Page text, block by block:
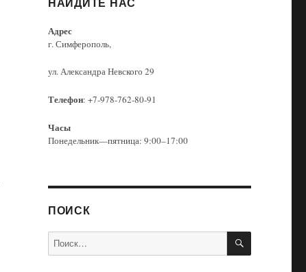
Адрес
г. Симферополь,
ул. Александра Невского 29
Телефон: +7-978-762-80-91
Часы
Понедельник—пятница: 9:00–17:00
ПОИСК
Искать: ПОИСК